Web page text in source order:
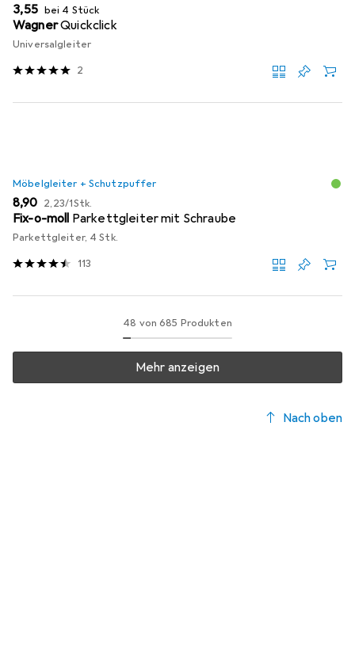
EUR
3,55 bei 4 Stück
WagnerQuickclick
Universalgleiter
2
Möbelgleiter + Schutzpuffer
EUR
8,90 EUR
2,23/1Stk.
Fix-o-moll Parkettgleiter mit Schraube
Parkettgleiter, 4 Stk.
113
48 von 685 Produkten
Mehr anzeigen
Nach oben